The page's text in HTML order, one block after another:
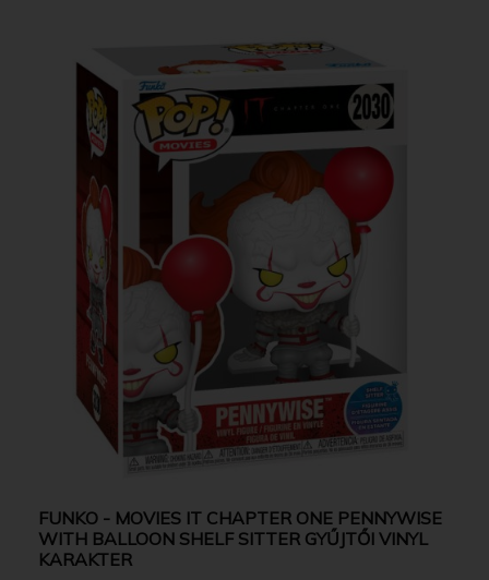
FUNKO - MOVIES IT CHAPTER ONE PENNYWISE
WITH BALLOON SHELF SITTER GYŰJTŐI VINYL
KARAKTER